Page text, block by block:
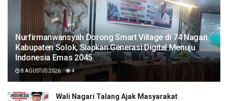
Nurfirmanwansyah Dorong Smart Village di 74 Nagari
Kabupaten Solok, Siapkan Generasi Digital Menuju
Indonesia Emas 2045
8 AGUSTUS 2026 4
Wali Nagari Talang Ajak Masyarakat